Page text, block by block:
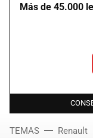
Más de 45.000
TEMAS Renault